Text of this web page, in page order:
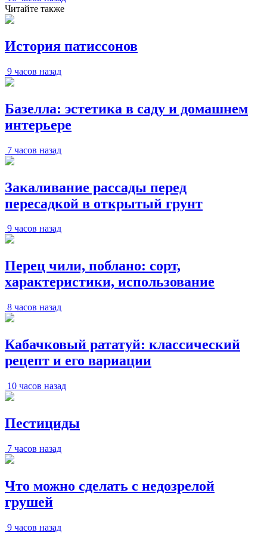
Читайте также
История патиссонов
9 часов назад
Базелла: эстетика в саду и домашнем
интерьере
7 часов назад
Закаливание рассады перед
пересадкой в открытый грунт
9 часов назад
Перец чили, поблано: сорт,
характеристики, использование
8 часов назад
Кабачковый рататуй: классический
рецепт и его вариации
10 часов назад
Пестициды
7 часов назад
Что можно сделать с недозрелой
грушей
9 часов назад